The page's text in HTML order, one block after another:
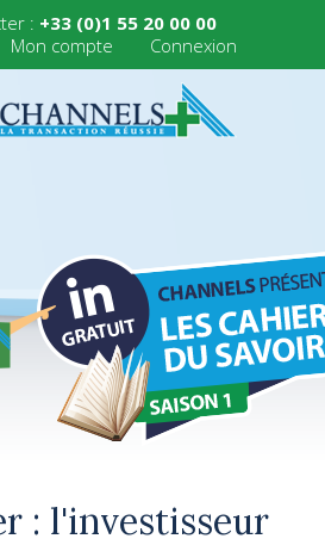
: +33 (0)1 55 20 00 00
Mon compte Connexion
: l'investisseur